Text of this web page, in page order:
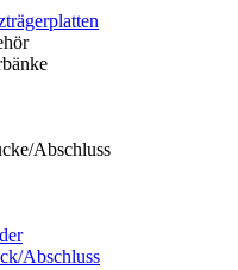
Abschluss
Abschluss